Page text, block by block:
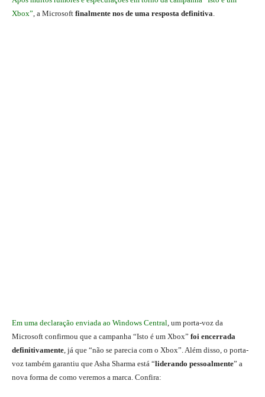
Xbox”, a Microsoft finalmente nos de uma resposta definitiva.
Em uma declaração enviada ao Windows Central, um porta-voz da
Microsoft confirmou que a campanha “Isto é um Xbox” foi encerrada
definitivamente, já que “não se parecia com o Xbox”. Além disso, o porta-
voz também garantiu que Asha Sharma está “liderando pessoalmente” a
nova forma de como veremos a marca. Confira: